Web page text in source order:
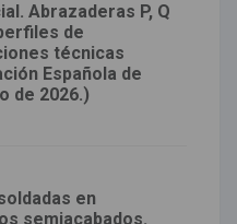
Abrazaderas P, Q
de
técnicas
Española de
de 2026.)
en
semiacabados.